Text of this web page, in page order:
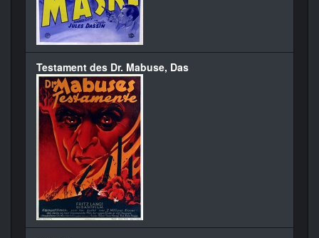
Testament des Dr. Mabuse, Das